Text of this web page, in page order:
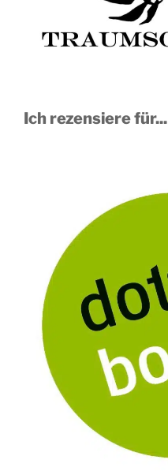
Ich rezensiere für...